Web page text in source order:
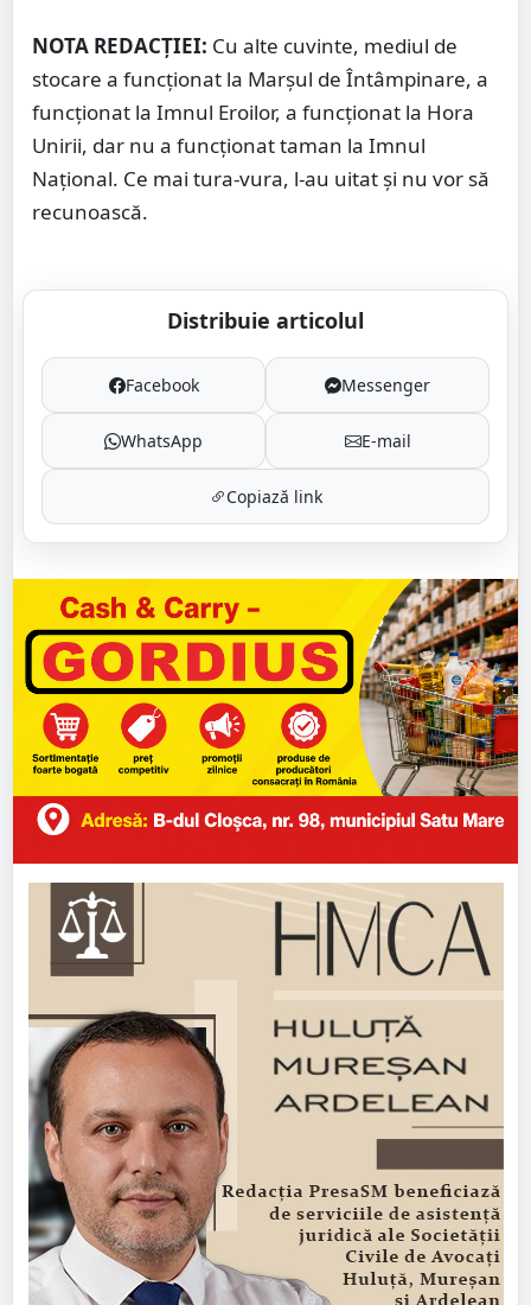
NOTA REDACȚIEI: Cu alte cuvinte, mediul de
stocare a funcționat la Marșul de Întâmpinare, a
funcționat la Imnul Eroilor, a funcționat la Hora
Unirii, dar nu a funcționat taman la Imnul
Național. Ce mai tura-vura, l-au uitat și nu vor să
recunoască.
Distribuie articolul
Facebook Messenger
WhatsApp E-mail
Copiază link